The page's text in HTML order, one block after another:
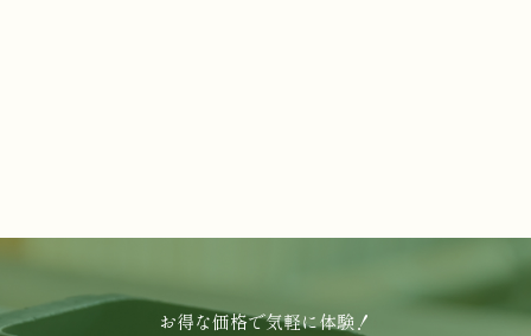
お得な価格で気軽に体験！